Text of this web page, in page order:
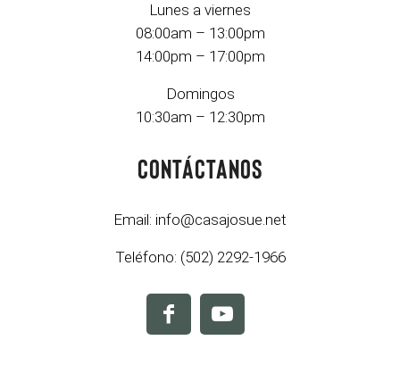
Lunes a viernes
08:00am – 13:00pm
14:00pm – 17:00pm
Domingos
10:30am – 12:30pm
Contáctanos
Email: info@casajosue.net
Teléfono: (502) 2292-1966